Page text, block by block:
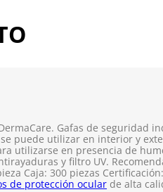
Gafas de
puede utilizar en interior y
utilizarse en presencia de
y filtro UV.
Caja: 300 piezas
de protección ocular de alta